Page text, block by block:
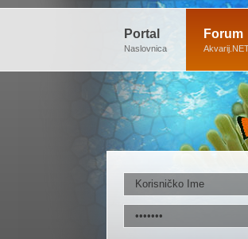
Portal
Naslovnica
Forum